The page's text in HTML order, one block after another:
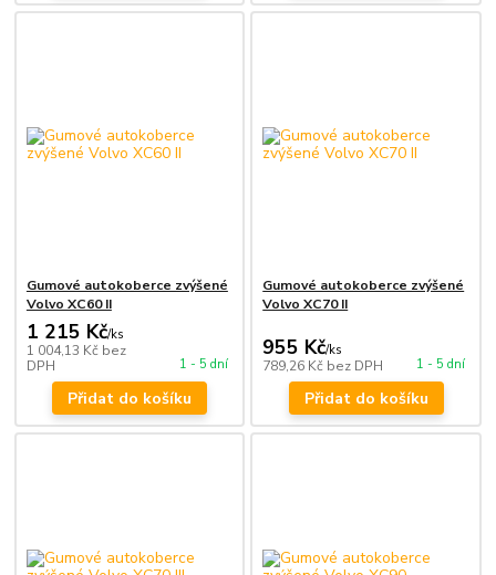
Gumové autokoberce zvýšené
Volvo XC60 II
1 215 Kč/ks
1 004,13 Kč bez
DPH
1 - 5 dní
Přidat do košíku
Gumové autokoberce zvýšené
Volvo XC70 II
955 Kč/ks
789,26 Kč bez DPH 1 - 5 dní
Přidat do košíku